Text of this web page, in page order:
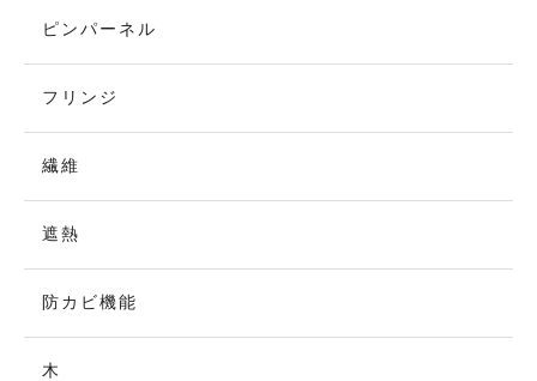
ピンパーネル
フリンジ
繊維
遮熱
防カビ機能
木